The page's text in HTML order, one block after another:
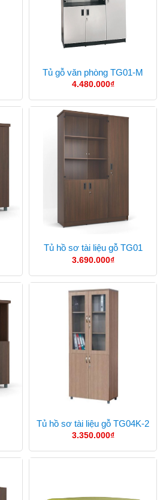
Tủ gỗ văn phòng TG01-M
4.480.000₫
Tủ hồ sơ tài liệu gỗ TG01
3.690.000₫
Tủ hồ sơ tài liệu gỗ TG04K-2
3.350.000₫